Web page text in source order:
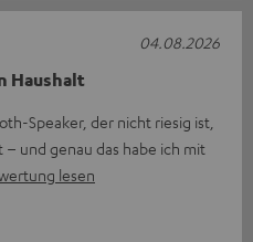
Haushalt
Speaker, der nicht riesig ist,
und genau das habe ich mit
lesen
04.08.2026